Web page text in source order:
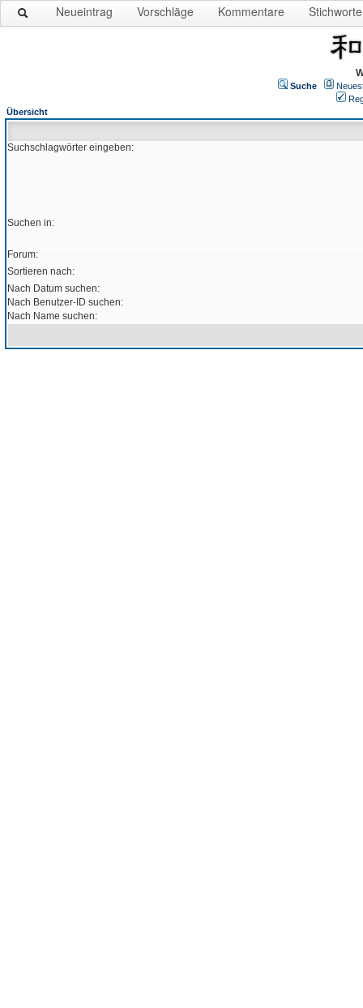
Neueintrag Vorschläge Kommentare Stichworte
Suche
Übersicht
Suchschlagwörter eingeben:
Suchen in:
Forum:
Sortieren nach:
Nach Datum suchen:
Nach Benutzer-ID suchen:
Nach Name suchen: